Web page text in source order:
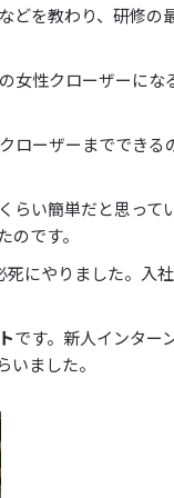
どを教わり、研修の
女性クローザーにな
ローザーまでできる
らい簡単だと思って
です。
にやりました。入
です。新人インター
ました。